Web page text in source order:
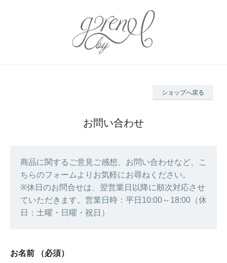
ショップへ戻る
お問い合わせ
商品に関するご意見ご感想、お問い合わせなど、こ
ちらのフォームよりお気軽にお尋ねください。
※休日のお問合せは、翌営業日以降に順次対応させ
ていただきます。営業日時：平日10:00～18:00（休
日：土曜・日曜・祝日）
お名前 （必須）